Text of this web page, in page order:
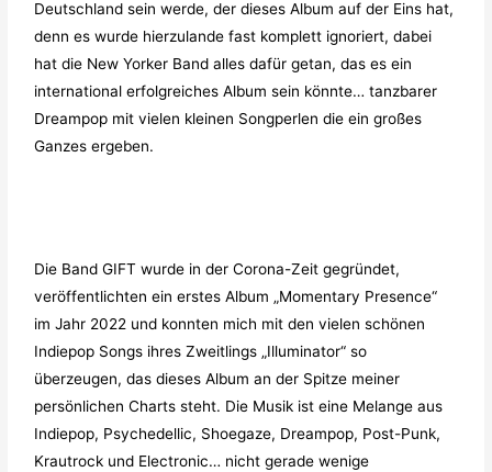
Deutschland sein werde, der dieses Album auf der Eins hat,
denn es wurde hierzulande fast komplett ignoriert, dabei
hat die New Yorker Band alles dafür getan, das es ein
international erfolgreiches Album sein könnte… tanzbarer
Dreampop mit vielen kleinen Songperlen die ein großes
Ganzes ergeben.
Die Band GIFT wurde in der Corona-Zeit gegründet,
veröffentlichten ein erstes Album „Momentary Presence“
im Jahr 2022 und konnten mich mit den vielen schönen
Indiepop Songs ihres Zweitlings „Illuminator“ so
überzeugen, das dieses Album an der Spitze meiner
persönlichen Charts steht. Die Musik ist eine Melange aus
Indiepop, Psychedellic, Shoegaze, Dreampop, Post-Punk,
Krautrock und Electronic… nicht gerade wenige